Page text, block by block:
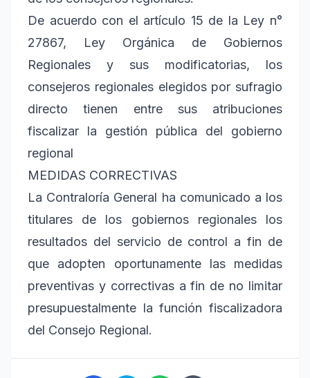
De acuerdo con el artículo 15 de la Ley n°
27867, Ley Orgánica de Gobiernos
Regionales y sus modificatorias, los
consejeros regionales elegidos por sufragio
directo tienen entre sus atribuciones
fiscalizar la gestión pública del gobierno
regional
MEDIDAS CORRECTIVAS
La Contraloría General ha comunicado a los
titulares de los gobiernos regionales los
resultados del servicio de control a fin de
que adopten oportunamente las medidas
preventivas y correctivas a fin de no limitar
presupuestalmente la función fiscalizadora
del Consejo Regional.